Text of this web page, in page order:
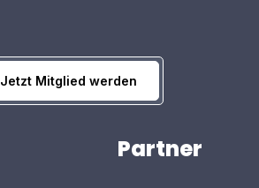
Jetzt Mitglied werden
Partner